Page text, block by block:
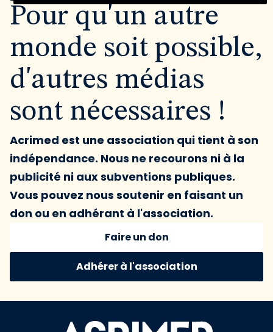
Pour qu'un autre
monde soit possible,
d'autres médias
sont nécessaires !
Acrimed est une association qui tient à son
indépendance. Nous ne recourons ni à la
publicité ni aux subventions publiques.
Vous pouvez nous soutenir en faisant un
don ou en adhérant à l'association.
Faire un don
Adhérer à l'association